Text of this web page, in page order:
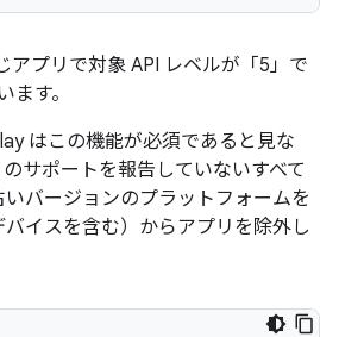
アプリで対象 API レベルが「5」で
ます。
はこの機能が必須であると見な
サポートを報告していないすべて
バージョンのプラットフォームを
イスを含む）からアプリを除外し